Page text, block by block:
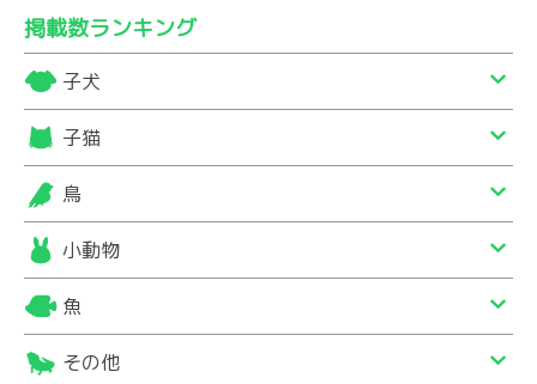
掲載数ランキング
子犬
子猫
鳥
小動物
魚
その他